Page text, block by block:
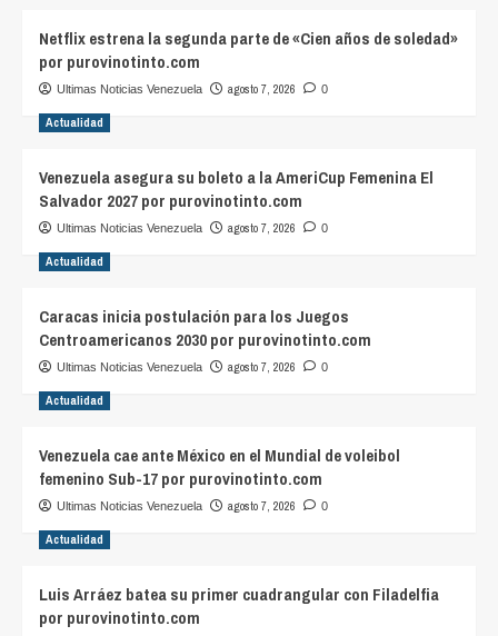
Netflix estrena la segunda parte de «Cien años de soledad»
por purovinotinto.com
Ultimas Noticias Venezuela agosto 7, 2026 0
Actualidad
Venezuela asegura su boleto a la AmeriCup Femenina El
Salvador 2027 por purovinotinto.com
Ultimas Noticias Venezuela agosto 7, 2026 0
Actualidad
Caracas inicia postulación para los Juegos
Centroamericanos 2030 por purovinotinto.com
Ultimas Noticias Venezuela agosto 7, 2026 0
Actualidad
Venezuela cae ante México en el Mundial de voleibol
femenino Sub-17 por purovinotinto.com
Ultimas Noticias Venezuela agosto 7, 2026 0
Actualidad
Luis Arráez batea su primer cuadrangular con Filadelfia
por purovinotinto.com